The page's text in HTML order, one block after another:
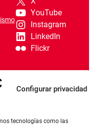
Configurar privacidad
tecnologías como las
YouTube
Instagram
LinkedIn
Flickr